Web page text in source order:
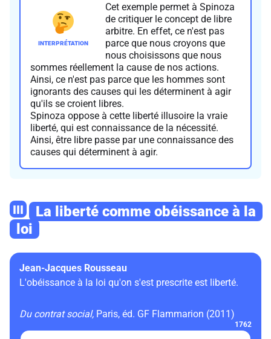
Cet exemple permet à Spinoza
de critiquer le concept de libre
arbitre. En effet, ce n'est pas
parce que nous croyons que
nous choisissons que nous
sommes réellement la cause de nos actions.
Ainsi, ce n'est pas parce que les hommes sont
ignorants des causes qui les déterminent à agir
qu'ils se croient libres.
Spinoza oppose à cette liberté illusoire la vraie
liberté, qui est connaissance de la nécessité.
Ainsi, être libre passe par une connaissance des
causes qui déterminent à agir.
III
La liberté comme obéissance à la
loi
L'obéissance à la loi qu'on s'est prescrite est liberté.
Jean-Jacques Rousseau
Du contrat social, Paris, éd. GF Flammarion (2011)
1762